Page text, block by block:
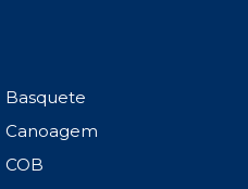
Basquete
Canoagem
COB